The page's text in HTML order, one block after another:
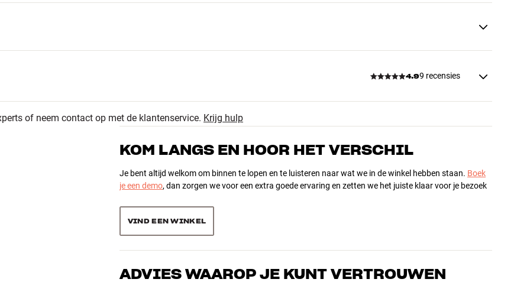
4.99 recensies
4.9
9 recensies
of neem contact op met de klantenservice. Krijg hulp
KOM LANGS EN HOOR HET VERSCHIL
Je bent altijd welkom om binnen te lopen en te luisteren naar wat we in de winkel hebben staan. Boek
je een demo, dan zorgen we voor een extra goede ervaring en zetten we het juiste klaar voor je bezoek
VIND EEN WINKEL
ADVIES WAAROP JE KUNT VERTROUWEN